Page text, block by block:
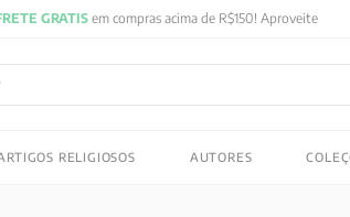
RELIGIOSOS AUTORES